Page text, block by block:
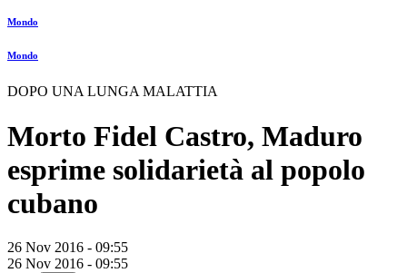
Mondo
Mondo
DOPO UNA LUNGA MALATTIA
Morto Fidel Castro, Maduro
esprime solidarietà al popolo
cubano
26 Nov 2016 - 09:55
26 Nov 2016 - 09:55